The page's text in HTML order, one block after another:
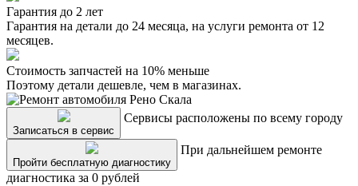
Гарантия до 2 лет
Гарантия на детали до 24 месяца, на услуги ремонта от 12
месяцев.
Стоимость запчастей на 10% меньше
Поэтому детали дешевле, чем в магазинах.
Записаться в сервис
Сервисы расположены по всему городу
Пройти бесплатную диагностику
При дальнейшем ремонте
диагностика за 0 рублей